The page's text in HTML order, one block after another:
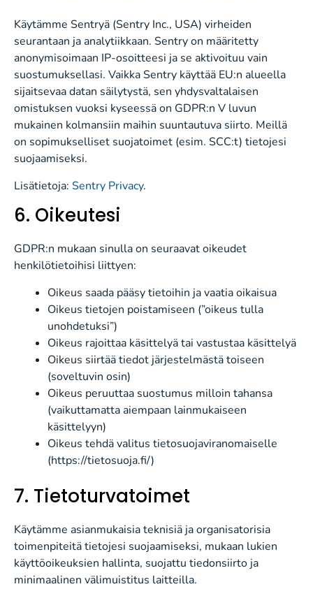
Käytämme Sentryä (Sentry Inc., USA) virheiden
seurantaan ja analytiikkaan. Sentry on määritetty
anonymisoimaan IP-osoitteesi ja se aktivoituu vain
suostumuksellasi. Vaikka Sentry käyttää EU:n alueella
sijaitsevaa datan säilytystä, sen yhdysvaltalaisen
omistuksen vuoksi kyseessä on GDPR:n V luvun
mukainen kolmansiin maihin suuntautuva siirto. Meillä
on sopimukselliset suojatoimet (esim. SCC:t) tietojesi
suojaamiseksi.
Lisätietoja: Sentry Privacy.
6. Oikeutesi
GDPR:n mukaan sinulla on seuraavat oikeudet
henkilötietoihisi liittyen:
Oikeus saada pääsy tietoihin ja vaatia oikaisua
Oikeus tietojen poistamiseen (”oikeus tulla
unohdetuksi”)
Oikeus rajoittaa käsittelyä tai vastustaa käsittelyä
Oikeus siirtää tiedot järjestelmästä toiseen
(soveltuvin osin)
Oikeus peruuttaa suostumus milloin tahansa
(vaikuttamatta aiempaan lainmukaiseen
käsittelyyn)
Oikeus tehdä valitus tietosuojaviranomaiselle
(https://tietosuoja.fi/)
7. Tietoturvatoimet
Käytämme asianmukaisia teknisiä ja organisatorisia
toimenpiteitä tietojesi suojaamiseksi, mukaan lukien
käyttöoikeuksien hallinta, suojattu tiedonsiirto ja
minimaalinen välimuistitus laitteilla.